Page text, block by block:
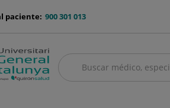
900 301 013
paciente:
BuscarBuscar